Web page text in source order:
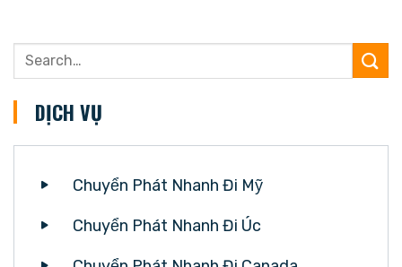
DỊCH VỤ
Chuyển Phát Nhanh Đi Mỹ
Chuyển Phát Nhanh Đi Úc